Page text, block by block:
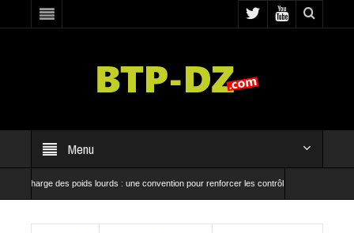
Menu
poids lourds : une convention pour renforcer les contrôles Ancien directeur